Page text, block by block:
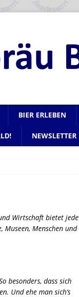
BIER ERLEBEN
NEWSLETTER
Wirtschaft bietet jede
Museen, Menschen und
besonders, dass sich
Und ehe man sich’s